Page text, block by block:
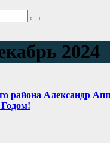
2024
района Александр